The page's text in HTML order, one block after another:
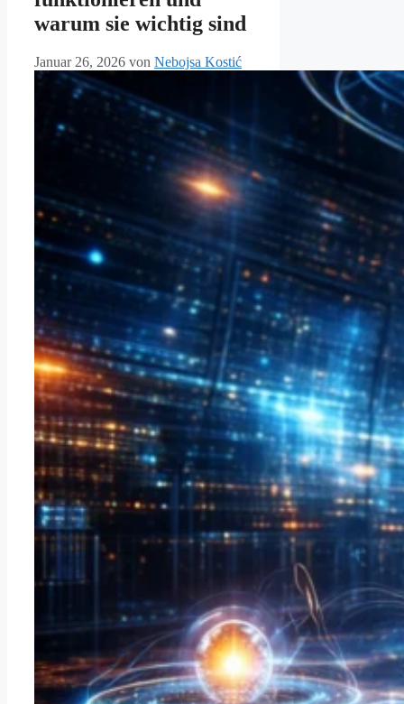
warum sie wichtig sind
Januar 26, 2026 von Nebojsa Kostić